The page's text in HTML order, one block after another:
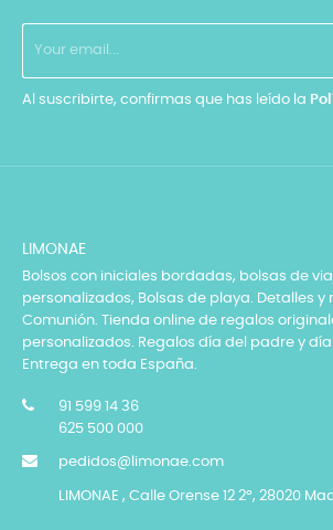
Al suscribirte, confirmas que has leído la
LIMONAE
Bolsos con iniciales bordadas, bolsas de
personalizados, Bolsas de playa. Detalles y
Comunión. Tienda online de regalos
personalizados. Regalos día del padre y
Entrega en toda España.
91 599 14 36
625 500 000
pedidos@limonae.com
LIMONAE , Calle Orense 12 2º, 28020